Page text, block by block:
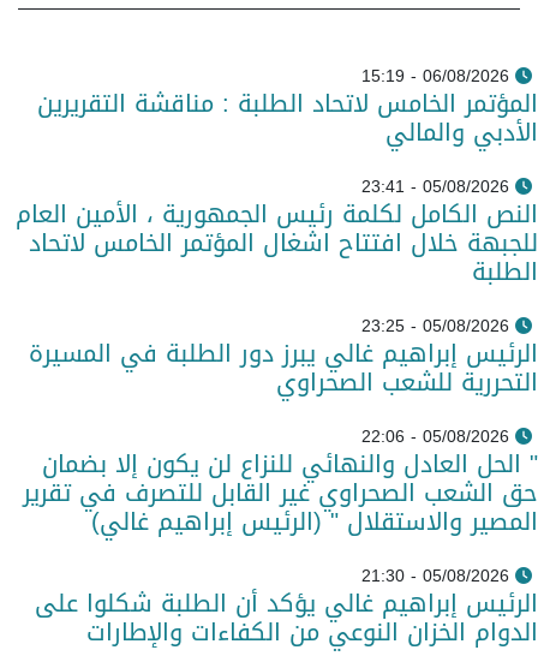
06/08/2026 - 15:19
المؤتمر الخامس لاتحاد الطلبة : مناقشة التقريرين
الأدبي والمالي
05/08/2026 - 23:41
النص الكامل لكلمة رئيس الجمهورية ، الأمين العام
للجبهة خلال افتتاح اشغال المؤتمر الخامس لاتحاد
الطلبة
05/08/2026 - 23:25
الرئيس إبراهيم غالي يبرز دور الطلبة في المسيرة
التحررية للشعب الصحراوي
05/08/2026 - 22:06
" الحل العادل والنهائي للنزاع لن يكون إلا بضمان
حق الشعب الصحراوي غير القابل للتصرف في تقرير
المصير والاستقلال " (الرئيس إبراهيم غالي)
05/08/2026 - 21:30
الرئيس إبراهيم غالي يؤكد أن الطلبة شكلوا على
الدوام الخزان النوعي من الكفاءات والإطارات